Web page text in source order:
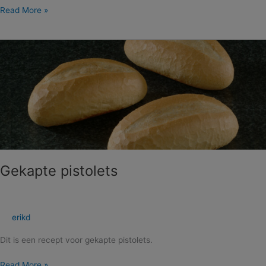
Read More »
Gekapte pistolets
erikd
Dit is een recept voor gekapte pistolets.